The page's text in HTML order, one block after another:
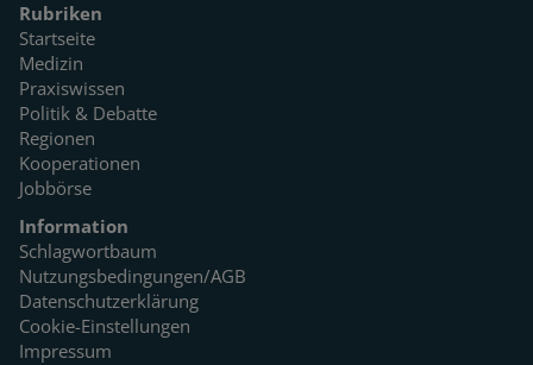
Rubriken
Startseite
Medizin
Praxiswissen
Politik & Debatte
Regionen
Kooperationen
Jobbörse
Information
Schlagwortbaum
Nutzungsbedingungen/AGB
Datenschutzerklärung
Cookie-Einstellungen
Impressum